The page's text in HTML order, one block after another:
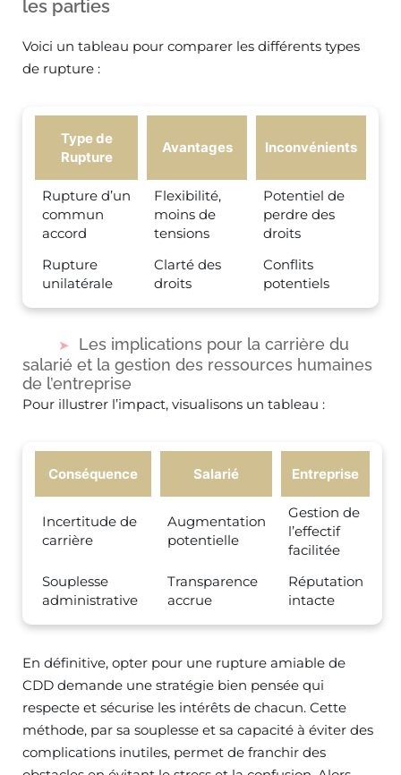
les parties
Voici un tableau pour comparer les différents types
de rupture :
Type de
Rupture
Avantages Inconvénients
Rupture d’un
commun
accord
Flexibilité,
moins de
tensions
Potentiel de
perdre des
droits
Rupture
unilatérale
Clarté des
droits
Conflits
potentiels
Les implications pour la carrière du
salarié et la gestion des ressources humaines
de l’entreprise
Pour illustrer l’impact, visualisons un tableau :
Conséquence Salarié Entreprise
Incertitude de
carrière
Augmentation
potentielle
Gestion de
l’effectif
facilitée
Souplesse
administrative
Transparence
accrue
Réputation
intacte
En définitive, opter pour une rupture amiable de
CDD demande une stratégie bien pensée qui
respecte et sécurise les intérêts de chacun. Cette
méthode, par sa souplesse et sa capacité à éviter des
complications inutiles, permet de franchir des